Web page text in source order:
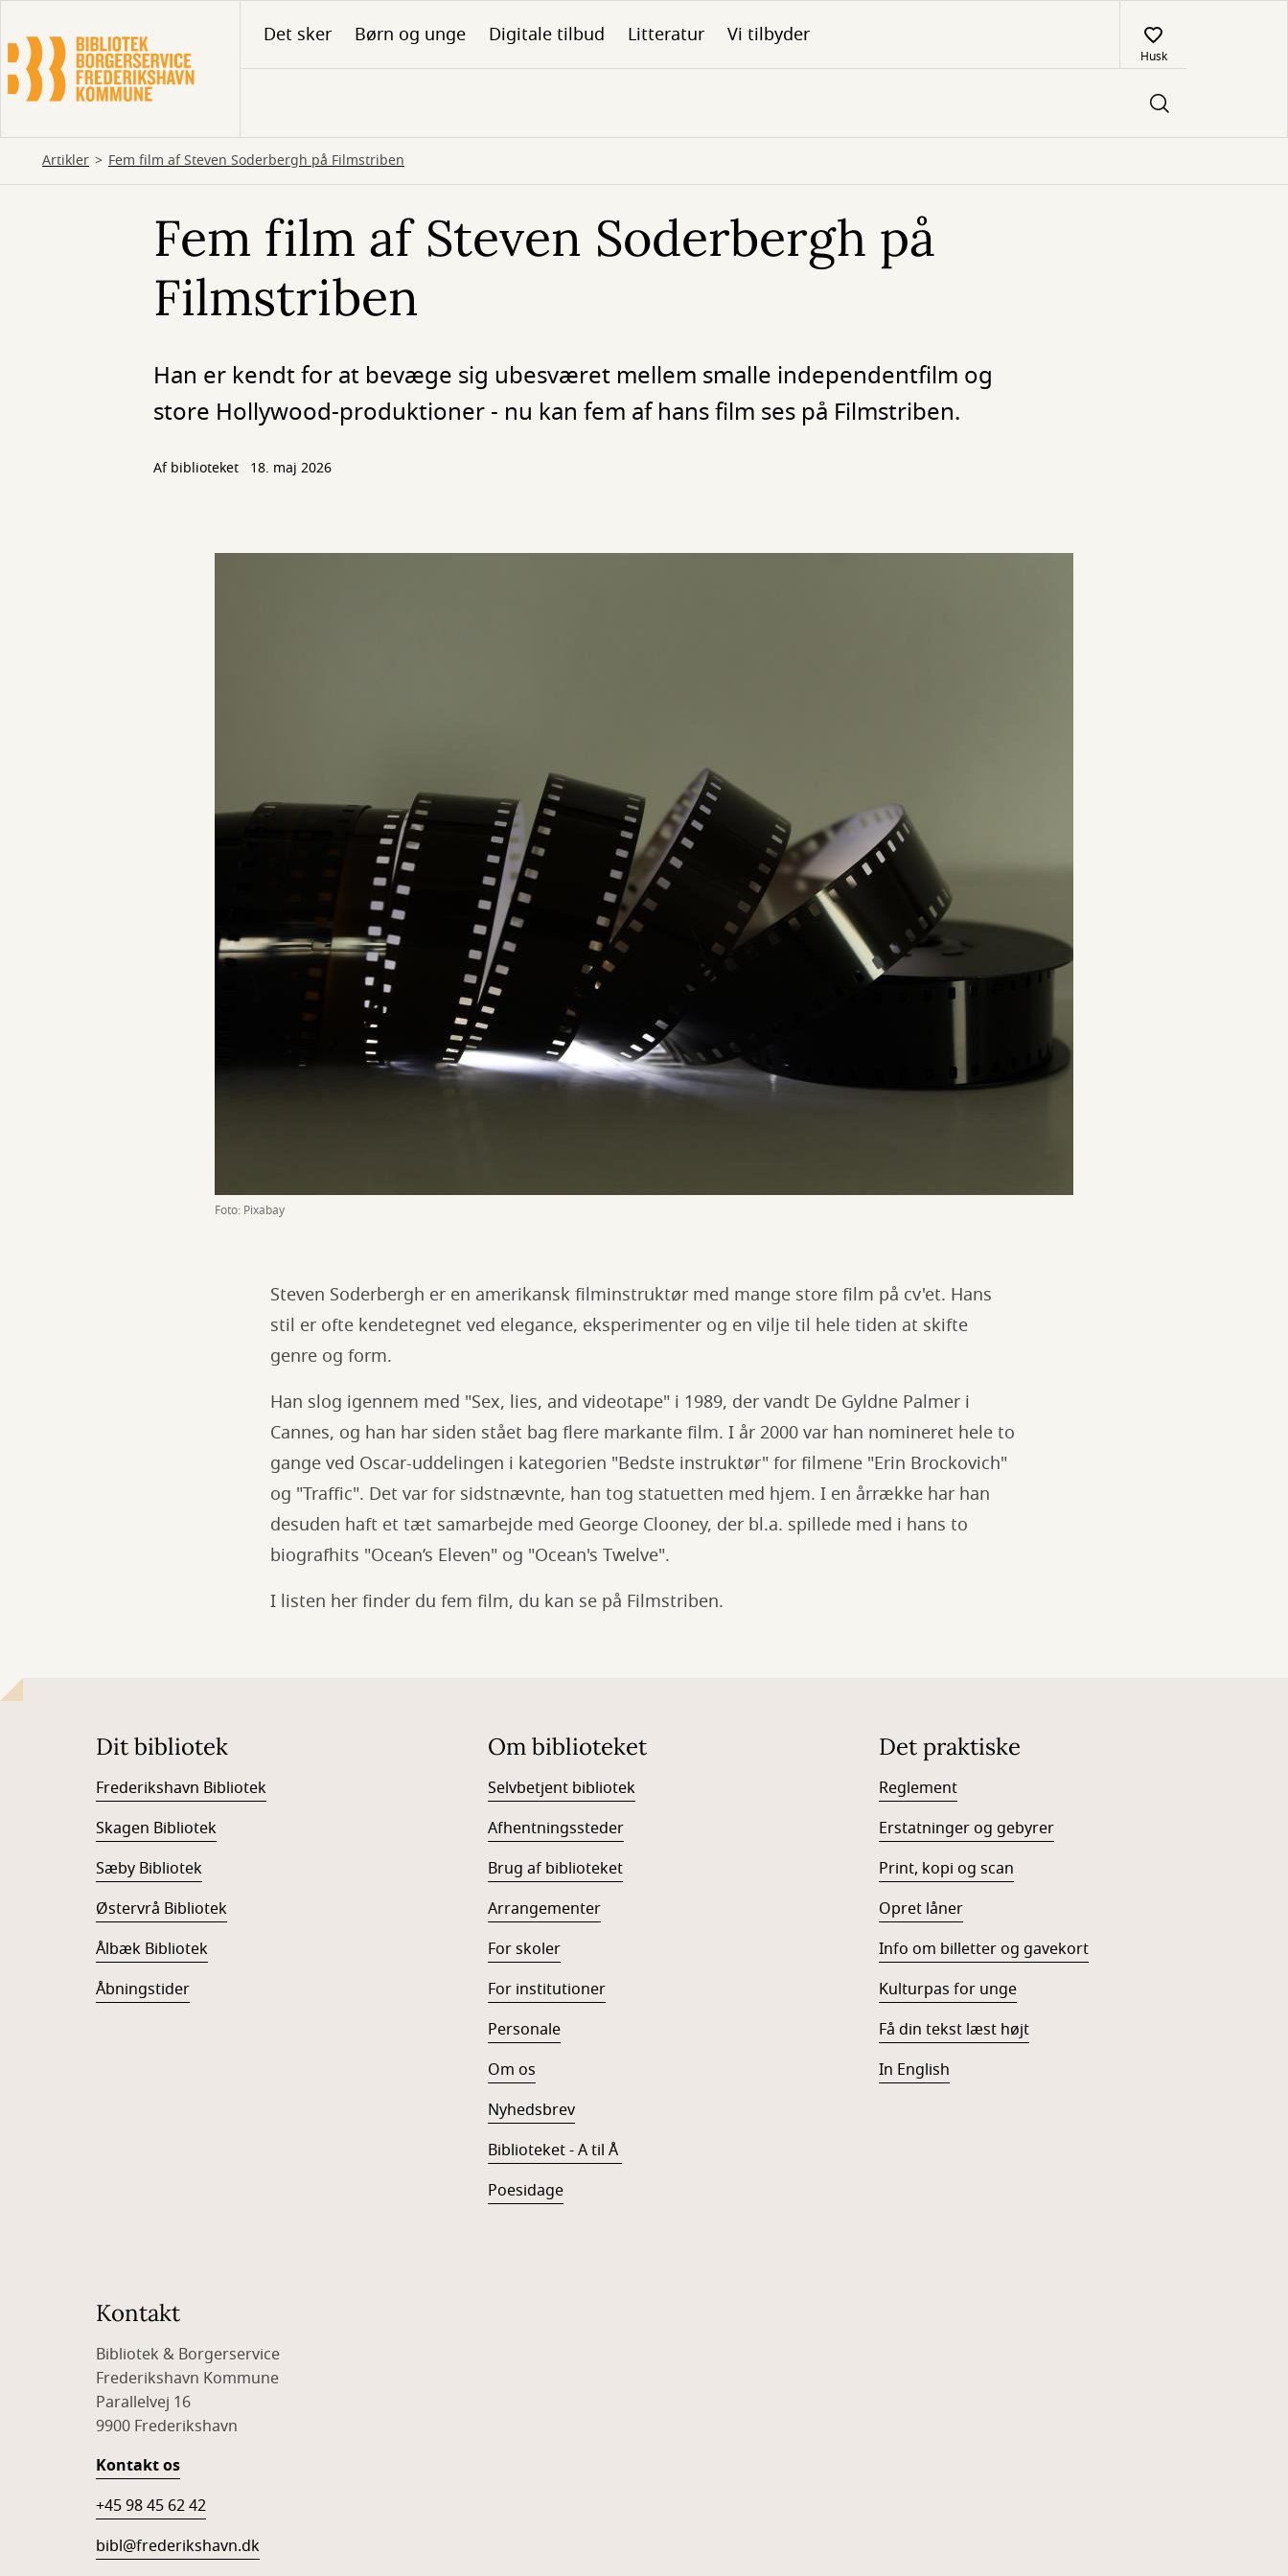
hovedindhold
Det sker Børn og unge Digitale tilbud Litteratur Vi tilbyder
Husk
Artikler Fem film af Steven Soderbergh på Filmstriben
Fem film af Steven Soderbergh på
Filmstriben
Han er kendt for at bevæge sig ubesværet mellem smalle independentfilm og
store Hollywood-produktioner - nu kan fem af hans film ses på Filmstriben.
Af biblioteket 18. maj 2026
Foto: Pixabay
Steven Soderbergh er en amerikansk filminstruktør med mange store film på cv'et. Hans
stil er ofte kendetegnet ved elegance, eksperimenter og en vilje til hele tiden at skifte
genre og form.
Han slog igennem med "Sex, lies, and videotape" i 1989, der vandt De Gyldne Palmer i
Cannes, og han har siden stået bag flere markante film. I år 2000 var han nomineret hele to
gange ved Oscar-uddelingen i kategorien "Bedste instruktør" for filmene "Erin Brockovich"
og "Traffic". Det var for sidstnævnte, han tog statuetten med hjem. I en årrække har han
desuden haft et tæt samarbejde med George Clooney, der bl.a. spillede med i hans to
biografhits "Ocean’s Eleven" og "Ocean's Twelve".
I listen her finder du fem film, du kan se på Filmstriben.
Dit bibliotek
Frederikshavn Bibliotek
Skagen Bibliotek
Sæby Bibliotek
Østervrå Bibliotek
Ålbæk Bibliotek
Åbningstider
Om biblioteket
Selvbetjent bibliotek
Afhentningssteder
Brug af biblioteket
Arrangementer
For skoler
For institutioner
Personale
Om os
Nyhedsbrev
Biblioteket - A til Å
Poesidage
Det praktiske
Reglement
Erstatninger og gebyrer
Print, kopi og scan
Opret låner
Info om billetter og gavekort
Kulturpas for unge
Få din tekst læst højt
In English
Kontakt
Bibliotek & Borgerservice
Frederikshavn Kommune
Parallelvej 16
9900 Frederikshavn
Kontakt os
+45 98 45 62 42
bibl@frederikshavn.dk